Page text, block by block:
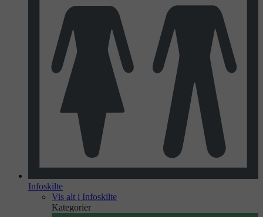
Infoskilte
Vis alt i Infoskilte
Kategorier